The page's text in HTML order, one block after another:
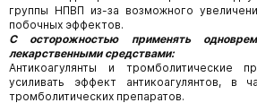
группы НПВП из-за возможного
побочных эффектов.
С осторожностью применять
лекарственными средствами:
Антикоагулянты и тромболитические
усиливать эффект антикоагулянтов, в
тромболитических препаратов.